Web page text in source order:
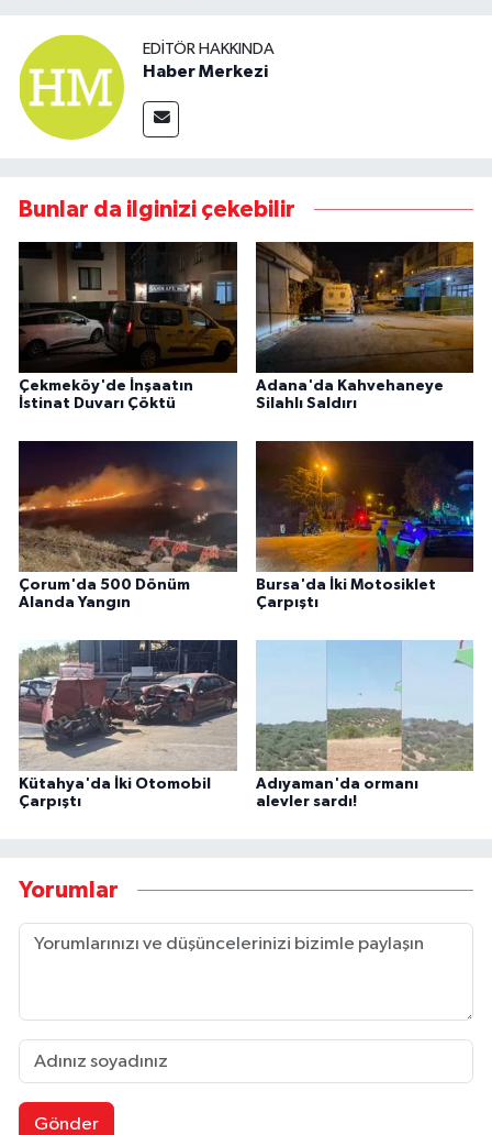
EDITÖR HAKKINDA
Haber Merkezi
Bunlar da ilginizi çekebilir
Çekmeköy'de İnşaatın
İstinat Duvarı Çöktü
Adana'da Kahvehaneye
Silahlı Saldırı
Çorum'da 500 Dönüm
Alanda Yangın
Bursa'da İki Motosiklet
Çarpıştı
Kütahya'da İki Otomobil
Çarpıştı
Adıyaman'da ormanı
alevler sardı!
Yorumlar
Gönder